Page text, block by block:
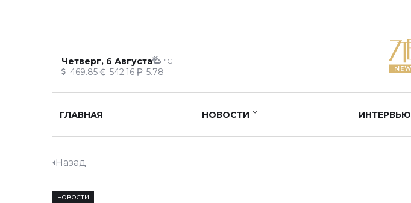
Четверг, 6 Августа °C
469.85 542.16 5.78
ГЛАВНАЯ НОВОСТИ ИНТЕРВЬЮ
Назад
НОВОСТИ